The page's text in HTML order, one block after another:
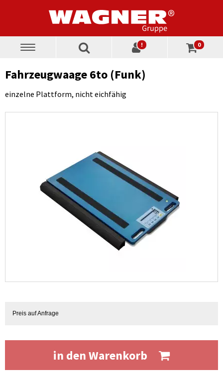
Toggle
! 0
Fahrzeugwaage 6to (Funk)
einzelne Plattform, nicht eichfähig
Preis auf Anfrage
in den Warenkorb